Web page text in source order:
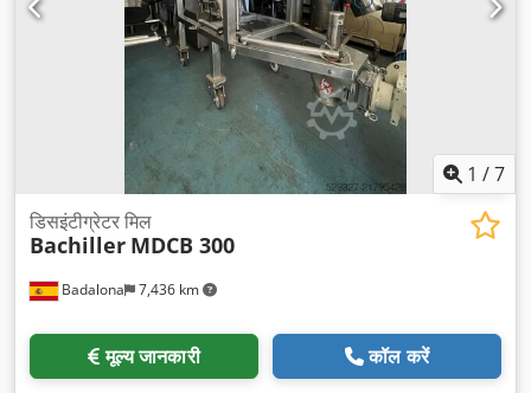
1 /7
Badalona 7,436 km
डिसइंटीग्रेटर मिल
Bachiller MDCB 300
मूल्य जानकारी कॉल करें